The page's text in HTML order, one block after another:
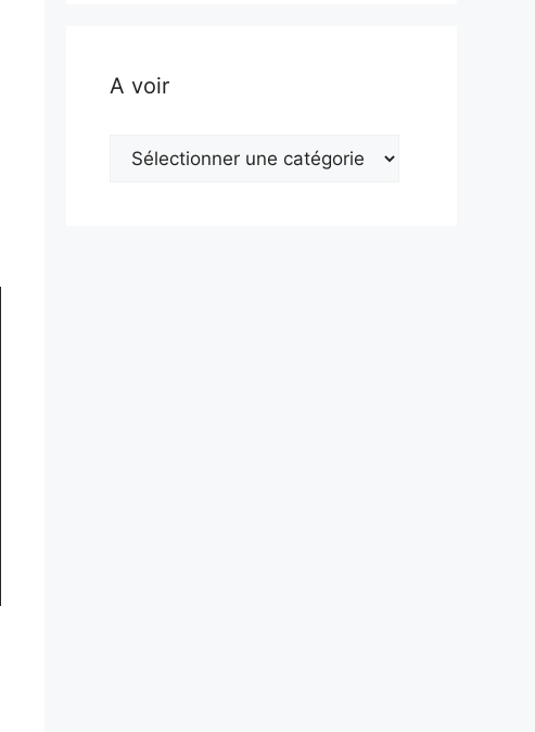
A voir
voir